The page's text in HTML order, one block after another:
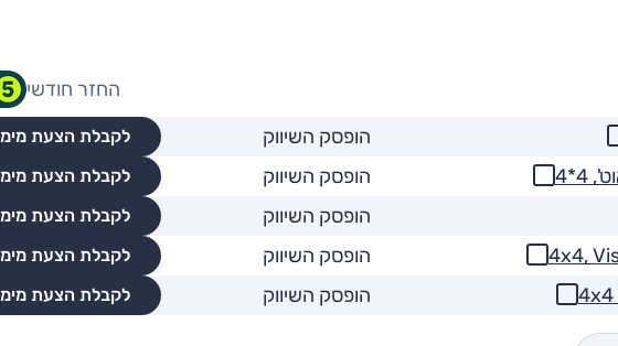
החזר חודשי
הופסק השיווק לקבלת הצעת
הופסק השיווק לקבלת הצעת
הופסק השיווק לקבלת הצעת
הופסק השיווק לקבלת הצעת
הופסק השיווק לקבלת הצעת